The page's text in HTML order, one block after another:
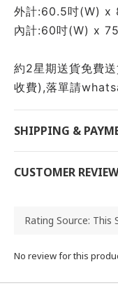
外計:60.5吋(W) x
內計:60吋(W) x
約2星期送貨免費
收費),落單請
SHIPPING &
CUSTOMER
No review for this